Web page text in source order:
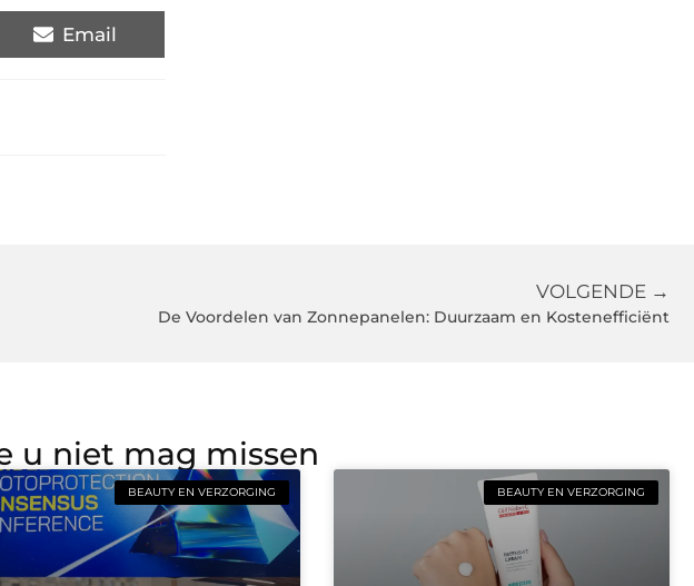
Email
VOLGENDE →
De Voordelen van Zonnepanelen: Duurzaam en Kostenefficiënt
u niet mag missen
BEAUTY EN VERZORGING BEAUTY EN VERZORGING